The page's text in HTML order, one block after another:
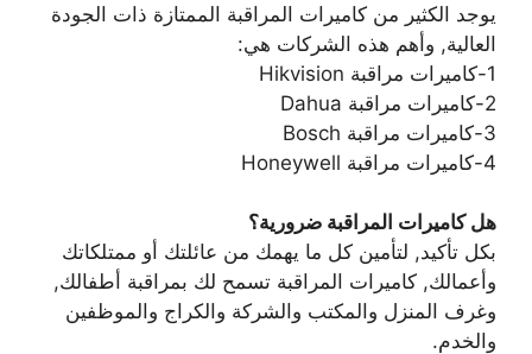
يوجد الكثير من كاميرات المراقبة الممتازة ذات الجودة
العالية, وأهم هذه الشركات هي:
1-كاميرات مراقبة Hikvision
2-كاميرات مراقبة Dahua
3-كاميرات مراقبة Bosch
4-كاميرات مراقبة Honeywell
هل كاميرات المراقبة ضرورية؟
بكل تأكيد, لتأمين كل ما يهمك من عائلتك أو ممتلكاتك
وأعمالك, كاميرات المراقبة تسمح لك بمراقبة أطفالك,
وغرف المنزل والمكتب والشركة والكراج والموظفين
والخدم.